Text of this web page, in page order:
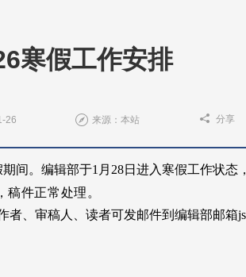
寒假工作安排
26 来源：本站 分享
期间。编辑部于1 月 28日进入 寒假工作状态
件正常处理。
者、审稿人、读者可发邮件到编辑部邮箱